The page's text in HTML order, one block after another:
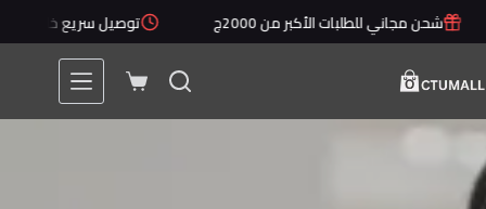
التجاوزشحن مجاني للطلبات الأكبر من 2000ج توصيل سريع خلال 1 - 5 أيام
عربة